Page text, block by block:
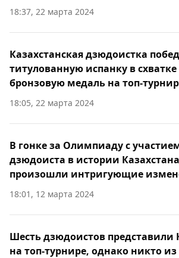
18:37, 22 марта 2024
Казахстанская дзюдоистка
титулованную испанку в схватке
бронзовую медаль на топ-
18:05, 22 марта 2024
В гонке за Олимпиаду с
дзюдоиста в истории Казахстана
произошли интригующие
18:01, 12 марта 2024
Шесть дзюдоистов представили
на топ-турнире, однако никто